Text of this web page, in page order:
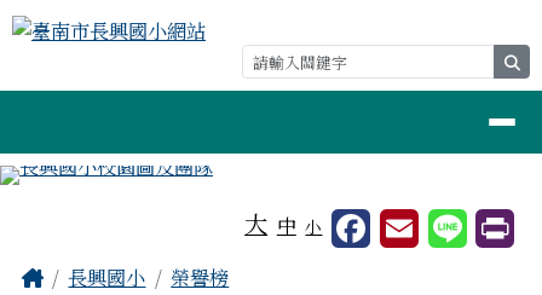
跳至主內容區
臺南市長興國小網站
大 中 小
主內容區域
Home
長興國小
榮譽榜
頁尾區域